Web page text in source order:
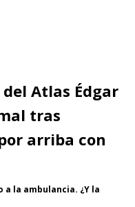
Atlas Édgar
tras
arriba con
a la ambulancia. ¿Y la